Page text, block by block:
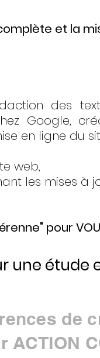
et la
des
Google,
en ligne du
web,
les mises à
pour
une étude
de
ACTION